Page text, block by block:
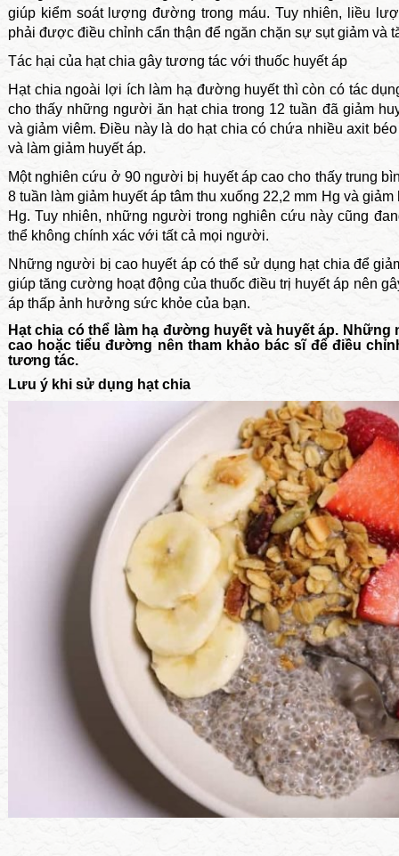
giúp kiểm soát lượng đường trong máu. Tuy nhiên, liều
phải được điều chỉnh cẩn thận để ngăn chặn sự sụt giảm và
Tác hại của hạt chia gây tương tác với thuốc huyết áp
Hạt chia ngoài lợi ích làm hạ đường huyết thì còn có tác
cho thấy những người ăn hạt chia trong 12 tuần đã giảm
và giảm viêm. Điều này là do hạt chia có chứa nhiều axit
và làm giảm huyết áp.
Một nghiên cứu ở 90 người bị huyết áp cao cho thấy trung
8 tuần làm giảm huyết áp tâm thu xuống 22,2 mm Hg và
Hg. Tuy nhiên, những người trong nghiên cứu này cũng
thể không chính xác với tất cả mọi người.
Những người bị cao huyết áp có thể sử dụng hạt chia để
giúp tăng cường hoạt động của thuốc điều trị huyết áp nên
áp thấp ảnh hưởng sức khỏe của bạn.
Hạt chia có thể làm hạ đường huyết và huyết áp.
cao hoặc tiểu đường nên tham khảo bác sĩ để điều
tương tác.
Lưu ý khi sử dụng hạt chia